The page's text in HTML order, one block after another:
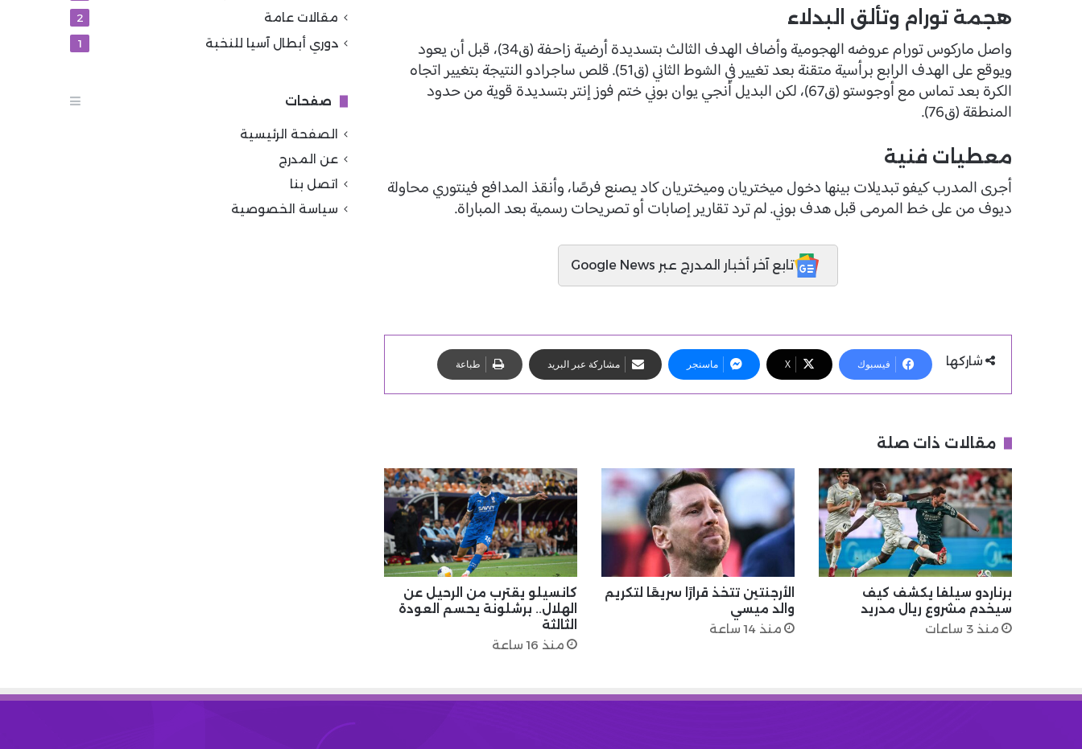
هجمة تورام وتألق البدلاء
واصل ماركوس تورام عروضه الهجومية وأضاف الهدف الثالث بتسديدة أرضية زاحفة (ق34)، قبل أن يعود
ويوقع على الهدف الرابع برأسية متقنة بعد تغيير في الشوط الثاني (ق51). قلص ساجرادو النتيجة بتغيير اتجاه
الكرة بعد تماس مع أوجوستو (ق67)، لكن البديل أنجي يوان بوني ختم فوز إنتر بتسديدة قوية من حدود
المنطقة (ق76).
معطيات فنية
أجرى المدرب كيفو تبديلات بينها دخول ميختريان وميختريان كاد يصنع فرصًا، وأنقذ المدافع فينتوري محاولة
ديوف من على خط المرمى قبل هدف بوني. لم ترد تقارير إصابات أو تصريحات رسمية بعد المباراة.
تابع آخر أخبار المدرج عبر Google News
شاركها فيسبوك X ماسنجر مشاركة عبر البريد طباعة
مقالات ذات صلة
برناردو سيلفا يكشف كيف
سيخدم مشروع ريال مدريد
منذ 3 ساعات
الأرجنتين تتخذ قرارًا سريعًا لتكريم
والد ميسي
منذ 14 ساعة
كانسيلو يقترب من الرحيل عن
الهلال.. برشلونة يحسم العودة
الثالثة
منذ 16 ساعة
مقالات عامة 2
دوري أبطال آسيا للنخبة 1
صفحات
الصفحة الرئيسية
عن المدرج
اتصل بنا
سياسة الخصوصية